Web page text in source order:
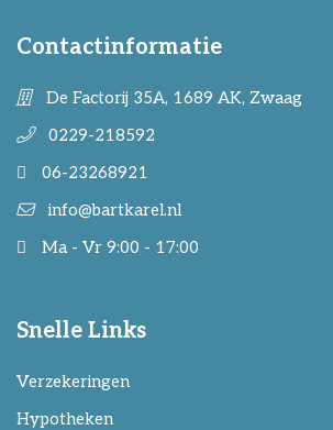
Contactinformatie
De Factorij 35A, 1689 AK, Zwaag
0229-218592
06-23268921
info@bartkarel.nl
Ma - Vr 9:00 - 17:00
Snelle Links
Verzekeringen
Hypotheken